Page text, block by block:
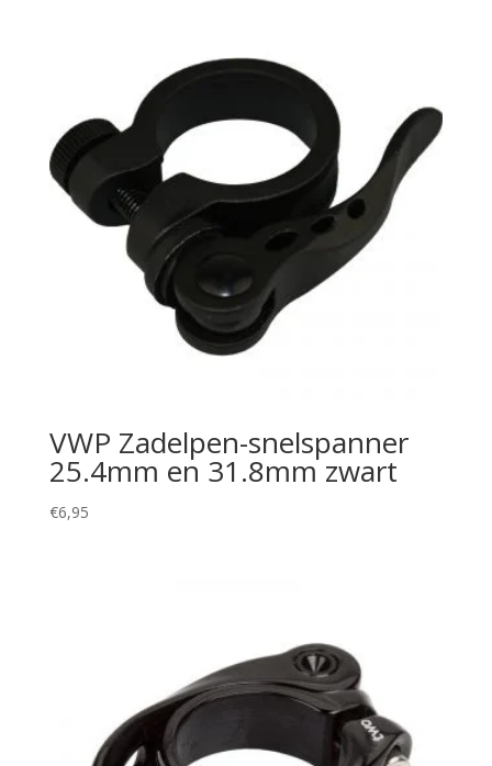
VWP Zadelpen-snelspanner
25.4mm en 31.8mm zwart
€6,95